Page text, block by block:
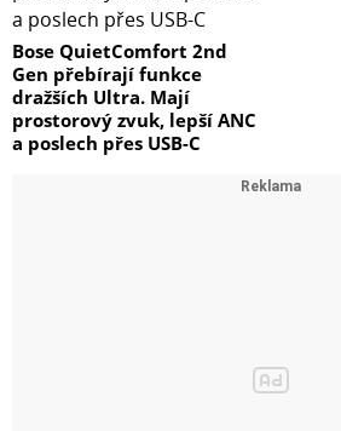
Bose QuietComfort 2nd
Gen přebírají funkce
dražších Ultra. Mají
prostorový zvuk, lepší ANC
a poslech přes USB-C